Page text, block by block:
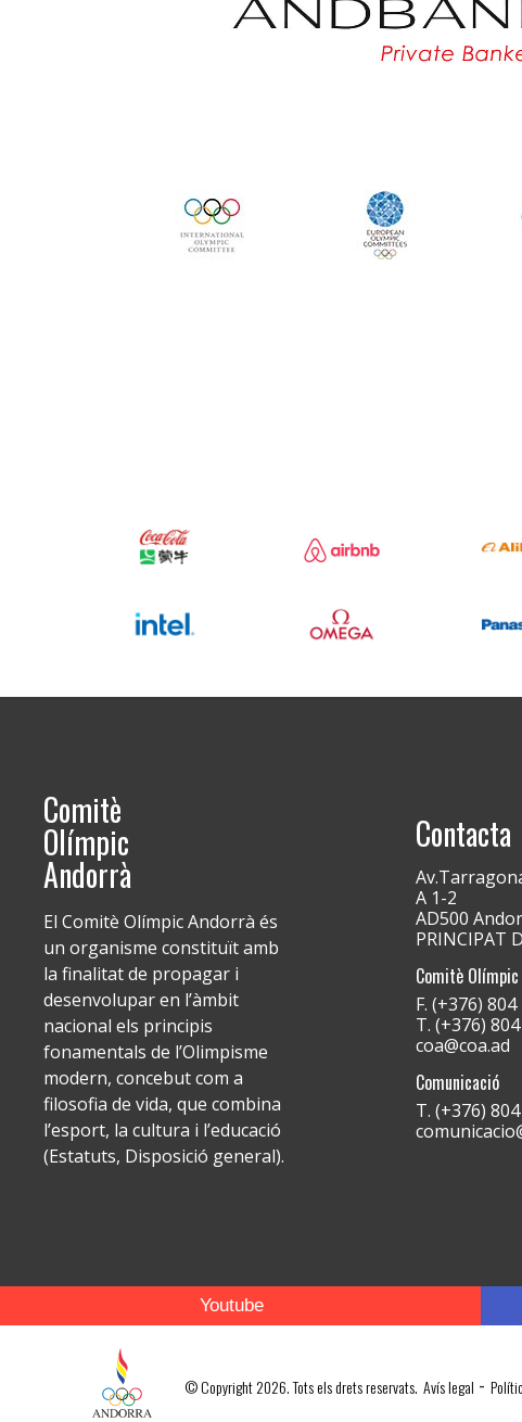
Comitè
Olímpic
Andorrà
El Comitè Olímpic Andorrà és
un organisme constituït amb
la finalitat de propagar i
desenvolupar en l’àmbit
nacional els principis
fonamentals de l’Olimpisme
modern, concebut com a
filosofia de vida, que combina
l’esport, la cultura i l’educació
(Estatuts, Disposició general).
Contacta
A 1-2
AD500
PRINCIPAT
Comitè
F. (+376) 804
T. (+376)
coa@coa.ad
Comunicació
T. (+376)
Youtube
© Copyright 2026. Tots els drets reservats. Avís legal -